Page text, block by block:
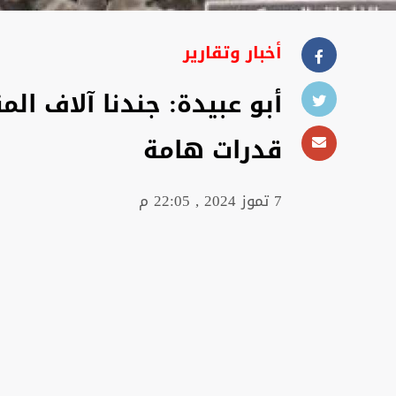
أخبار وتقارير
أبو عبيدة: جندنا آلاف
قدرات هامة
7 تموز 2024 , 22:05 م